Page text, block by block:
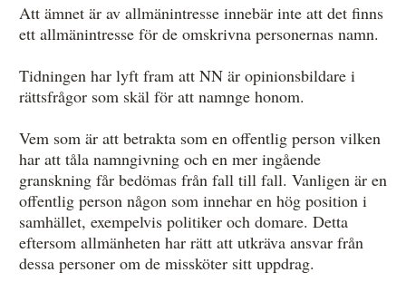
Att ämnet är av allmänintresse innebär inte att det finns
ett allmänintresse för de omskrivna personernas namn.
Tidningen har lyft fram att NN är opinionsbildare i
rättsfrågor som skäl för att namnge honom.
Vem som är att betrakta som en offentlig person vilken
har att tåla namngivning och en mer ingående
granskning får bedömas från fall till fall. Vanligen är en
offentlig person någon som innehar en hög position i
samhället, exempelvis politiker och domare. Detta
eftersom allmänheten har rätt att utkräva ansvar från
dessa personer om de missköter sitt uppdrag.